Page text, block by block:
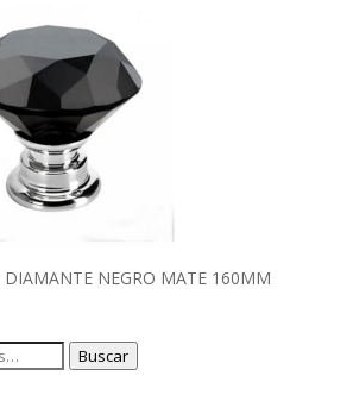
NEGRO MATE 160MM
Buscar